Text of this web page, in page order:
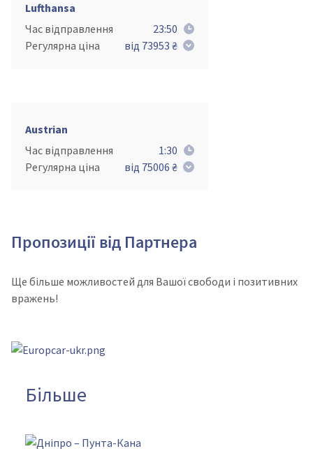
Lufthansa
Час відправлення
23:50
Регулярна ціна
від 73953 ₴
Austrian
Час відправлення
1:30
Регулярна ціна
від 75006 ₴
Пропозиції від Партнера
Ще більше можливостей для Вашої свободи і позитивних
вражень!
Більше